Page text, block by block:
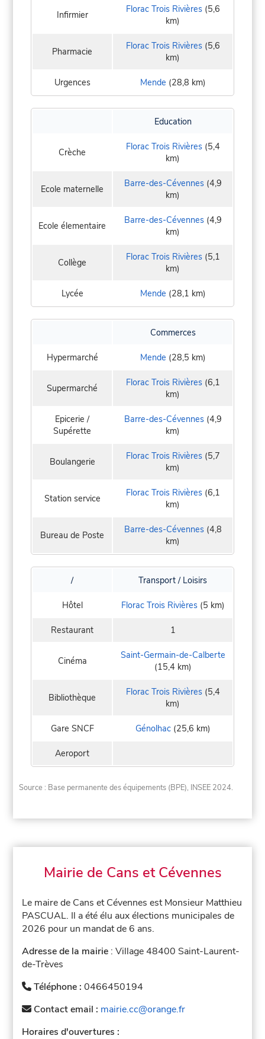
Infirmier Florac Trois Rivières(5,6
km)
Pharmacie Florac Trois Rivières(5,6
km)
Urgences Mende (28,8 km)
Education
Crèche Florac Trois Rivières(5,4
km)
Ecole maternelle Barre-des-Cévennes(4,9
km)
Ecole élementaire Barre-des-Cévennes(4,9
km)
Collège Florac Trois Rivières(5,1
km)
Lycée Mende (28,1 km)
Commerces
Hypermarché Mende (28,5 km)
Supermarché Florac Trois Rivières(6,1
km)
Epicerie /
Supérette
Barre-des-Cévennes(4,9
km)
Boulangerie Florac Trois Rivières(5,7
km)
Station service Florac Trois Rivières(6,1
km)
Bureau de Poste Barre-des-Cévennes(4,8
km)
/ Transport / Loisirs
Hôtel Florac Trois Rivières(5 km)
Restaurant 1
Cinéma
Saint-Germain-de-Calberte
(15,4 km)
Bibliothèque Florac Trois Rivières(5,4
km)
Gare SNCF Génolhac(25,6 km)
Aeroport
Source : Base permanente des équipements (BPE), INSEE 2024.
Mairie de Cans et Cévennes
Le maire de Cans et Cévennes est Monsieur Matthieu
PASCUAL. Il a été élu aux élections municipales de
2026 pour un mandat de 6 ans.
Adresse de la mairie : Village 48400 Saint-Laurent-
de-Trèves
Téléphone :0466450194
Contact email : mairie.cc@orange.fr
Horaires d'ouvertures :